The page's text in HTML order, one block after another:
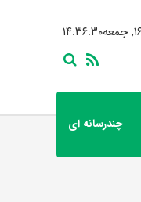
۱۴:۳۶:۳۱
چندرسانه ای